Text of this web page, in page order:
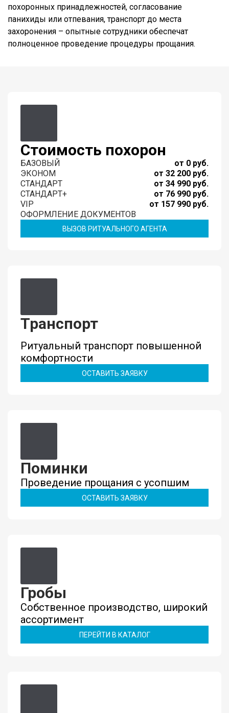
похоронных принадлежностей, согласование
панихиды или отпевания, транспорт до места
захоронения – опытные сотрудники обеспечат
полноценное проведение процедуры прощания.
Стоимость похорон
БАЗОВЫЙ
от 0 руб.
ЭКОНОМ
от 32 200 руб.
СТАНДАРТ
от 34 990 руб.
СТАНДАРТ+
от 76 990 руб.
VIP
от 157 990 руб.
ОФОРМЛЕНИЕ ДОКУМЕНТОВ
ВЫЗОВ РИТУАЛЬНОГО АГЕНТА
Транспорт
Ритуальный транспорт повышенной
комфортности
ОСТАВИТЬ ЗАЯВКУ
Поминки
Проведение прощания с усопшим
ОСТАВИТЬ ЗАЯВКУ
Гробы
Собственное производство, широкий
ассортимент
ПЕРЕЙТИ В КАТАЛОГ